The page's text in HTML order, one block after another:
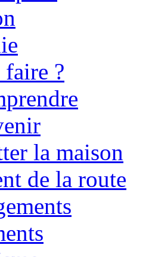
faire ?
la maison
de la route